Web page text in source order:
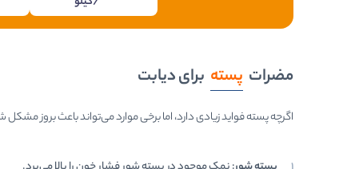
مضرات پسته برای دیابت
اگرچه پسته فواید زیادی دارد، اما برخی موارد می‌تواند باعث بروز